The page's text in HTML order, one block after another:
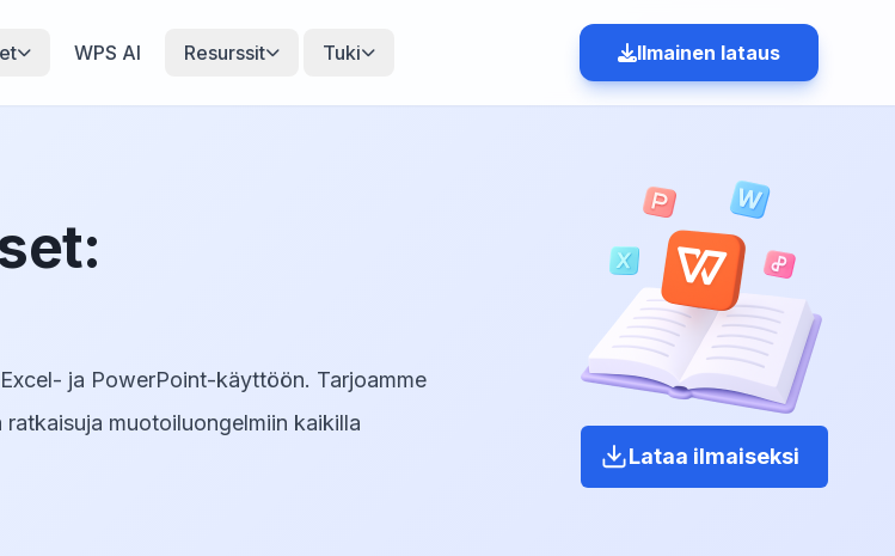
WPS AI Resurssit Tuki Ilmainen lataus
ja PowerPoint-käyttöön. Tarjoamme
muotoiluongelmiin kaikilla
Lataa ilmaiseksi